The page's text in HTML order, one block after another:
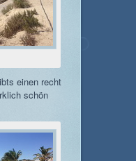
einen recht
schön